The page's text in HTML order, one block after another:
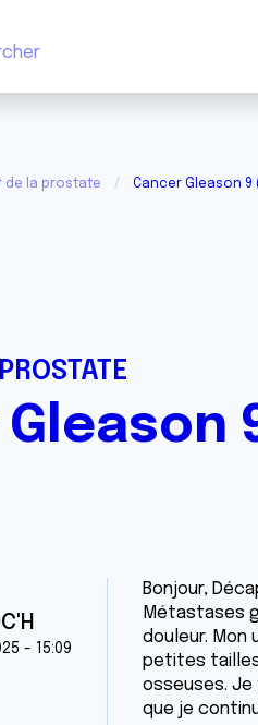
de la prostate Cancer Gleason 9
- 15:09
Bonjour,
Métastases
douleur.
petites
osseuses.
que je